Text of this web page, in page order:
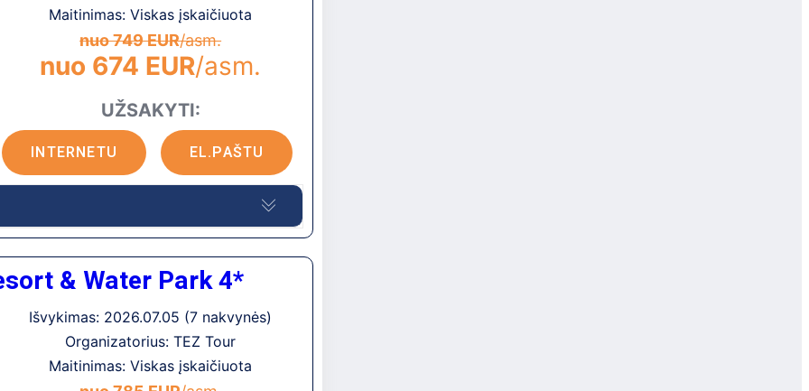
Amudaros gyvenvietėje, apie 150 m iki
pramogos: Amudaros gyvenvietėje
(maniežas)
Maitinimas: Viskas įskaičiuota
nuo 749 EUR/asm.
nuo 674 EUR/asm.
UŽSAKYTI:
INTERNETU
EL.PAŠTU
2013 metais. Viešbutis įrengtas
25 km iki Herakliono oro uosto, apie 32 km
& Water Park 4*
Išvykimas: 2026.07.05 (7 nakvynės)
Organizatorius: TEZ Tour
Maitinimas: Viskas įskaičiuota